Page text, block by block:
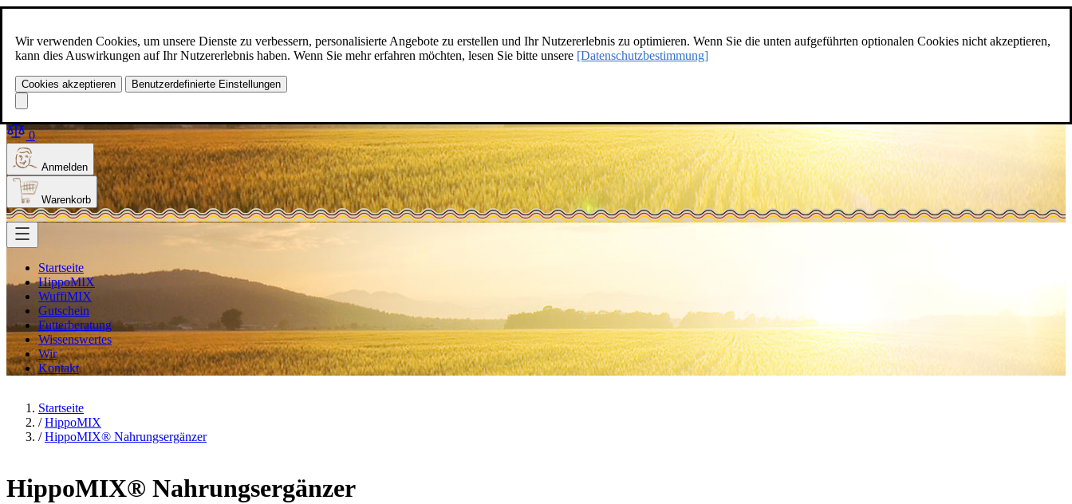
Wir verwenden Cookies, um unsere Dienste zu verbessern, personalisierte Angebote zu erstellen und Ihr Nutzererlebnis zu optimieren. Wenn Sie die unten aufgeführten optionalen Cookies nicht akzeptieren,
kann dies Auswirkungen auf Ihr Nutzererlebnis haben. Wenn Sie mehr erfahren möchten, lesen Sie bitte unsere [Datenschutzbestimmung]
Cookies akzeptieren Benutzerdefinierte Einstellungen
Zum Inhalt springen
+49(0)5129-308
Produkt finden
0
Anmelden
Warenkorb
Startseite
HippoMIX
WuffiMIX
Gutschein
Futterberatung
Wissenswertes
Wir
Kontakt
Startseite
/ HippoMIX
/ HippoMIX® Nahrungsergänzer
HippoMIX® Nahrungsergänzer